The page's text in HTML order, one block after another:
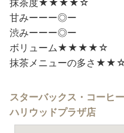
抹茶度★★★★☆
甘みーーー◎ー
渋みーーー◎ー
ボリューム★★★★☆
抹茶メニューの多さ
スターバックス・コーヒ
ハリウッドプラザ店